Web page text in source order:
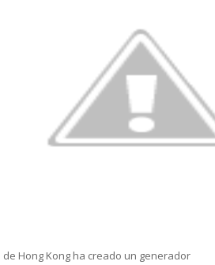
mejor calentador solar de
Hong Kong ha creado un generador